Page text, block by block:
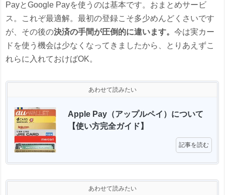
PayとGoogle Payを使うのは基本です。おまとめサービ
ス。これぞ最適解。最初の登録こそ多少めんどくさいです
が、その後の決済の手間が圧倒的に違います。今は実カー
ドを使う機会は少なくなってきましたから、とりあえずこ
れらに入れておけばOK。
あわせて読みたい
Apple Pay（アップルペイ）について
【使い方完全ガイド】
記事を読む
あわせて読みたい